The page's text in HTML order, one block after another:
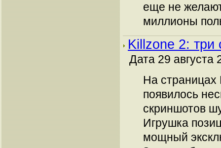
еще не
миллионы
Killzone 2: три
Дата 29 августа
На страницах
появилось
скриншотов
Игрушка
мощный